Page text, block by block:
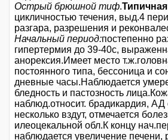
Острый брюшной тиф.
цикличностью течения, выд.4
разгара, разрешения и
Начальный период:постепенно
гипертермия до 39-40с,
анорексия.Имеет место
постоянного типа, бессоница и
дневные часы.Наблюдается
бледность и пастозность
наблюд.относит. брадикардия,
несколько вздут, отмечается
илеоцекальной обл.К концу
наблюдается увеличение печени,